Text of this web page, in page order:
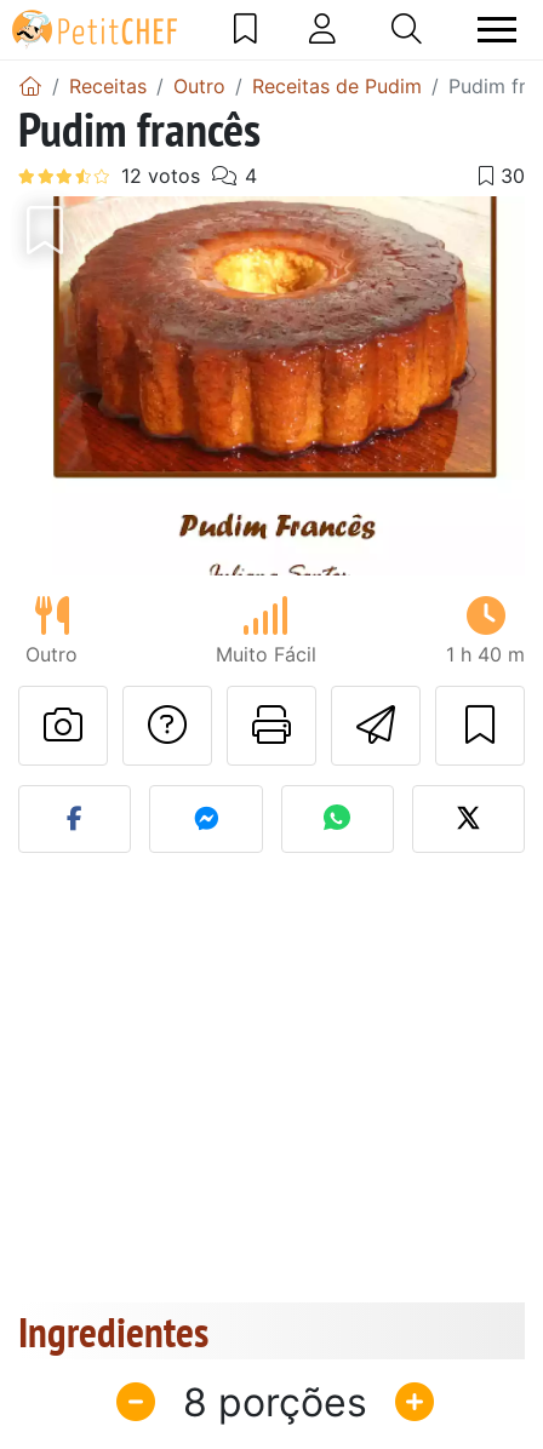
Receitas Outro Receitas de Pudim Pudim
Pudim francês
Outro Muito Fácil 1 h 40 m
Imprima
Falar com o autor
Fez esta receita?
Ingredientes
8